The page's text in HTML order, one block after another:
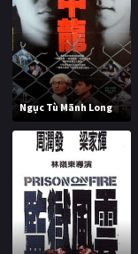
Ngục Tù Mãnh Long